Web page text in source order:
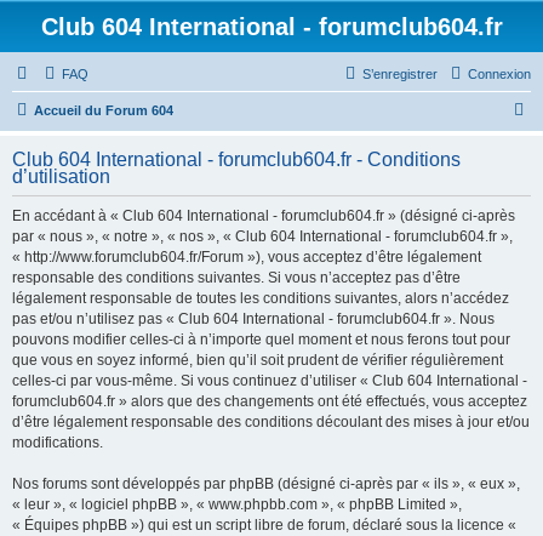
Club 604 International - forumclub604.fr
FAQ Connexion
S’enregistrer
Accueil du Forum 604
h
Club 604 International - forumclub604.fr - Conditions
d’utilisation
En accédant à « Club 604 International - forumclub604.fr » (désigné ci-après
par « nous », « notre », « nos », « Club 604 International - forumclub604.fr »,
« http://www.forumclub604.fr/Forum »), vous acceptez d’être légalement
responsable des conditions suivantes. Si vous n’acceptez pas d’être
légalement responsable de toutes les conditions suivantes, alors n’accédez
pas et/ou n’utilisez pas « Club 604 International - forumclub604.fr ». Nous
pouvons modifier celles-ci à n’importe quel moment et nous ferons tout pour
que vous en soyez informé, bien qu’il soit prudent de vérifier régulièrement
celles-ci par vous-même. Si vous continuez d’utiliser « Club 604 International -
forumclub604.fr » alors que des changements ont été effectués, vous acceptez
d’être légalement responsable des conditions découlant des mises à jour et/ou
modifications.
Nos forums sont développés par phpBB (désigné ci-après par « ils », « eux »,
« leur », « logiciel phpBB », « www.phpbb.com », « phpBB Limited »,
« Équipes phpBB ») qui est un script libre de forum, déclaré sous la licence «